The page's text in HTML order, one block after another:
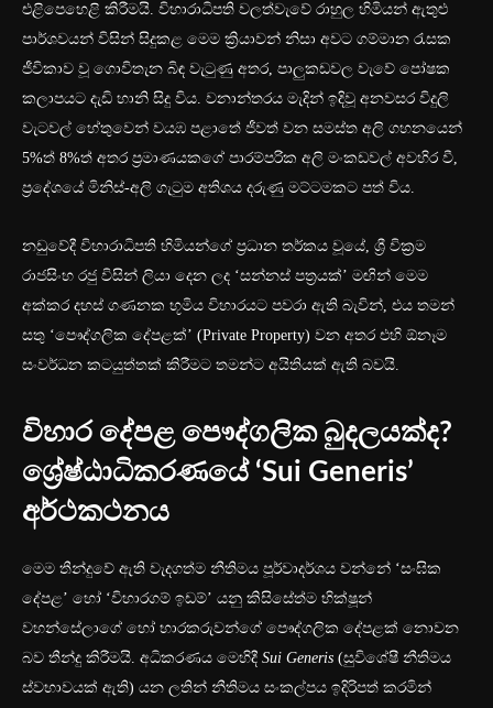
එළිපෙහෙළි කිරීමයි. විහාරාධිපති වලත්වැවේ රාහුල හිමියන් ඇතුළු
පාර්ශවයන් විසින් සිදුකළ මෙම ක්‍රියාවන් නිසා අවට ගම්මාන රැසක
ජීවිකාව වූ ගොවිතැන බිඳ වැටුණු අතර, පාලුකඩවල වැවේ පෝෂක
කලාපයට දැඩි හානි සිදු විය. වනාන්තරය මැදින් ඉදිවූ අනවසර විදුලි
වැටවල් හේතුවෙන් වයඹ පළාතේ ජීවත් වන සමස්ත අලි ගහනයෙන්
5%ත් 8%ත් අතර ප්‍රමාණයකගේ පාරම්පරික අලි මංකඩවල් අවහිර වී,
ප්‍රදේශයේ මිනිස්-අලි ගැටුම අතිශය දරුණු මට්ටමකට පත් විය.
නඩුවේදී විහාරාධිපති හිමියන්ගේ ප්‍රධාන තර්කය වූයේ, ශ්‍රී වික්‍රම
රාජසිංහ රජු විසින් ලියා දෙන ලද ‘සන්නස් පත්‍රයක්’ මඟින් මෙම
අක්කර දහස් ගණනක භූමිය විහාරයට පවරා ඇති බැවින්, එය තමන්
සතු ‘පෞද්ගලික දේපළක්’ (Private Property) වන අතර එහි ඕනෑම
සංවර්ධන කටයුත්තක් කිරීමට තමන්ට අයිතියක් ඇති බවයි.
විහාර දේපළ පෞද්ගලික බුදලයක්ද?
ශ්‍රේෂ්ඨාධිකරණයේ ‘Sui Generis’
අර්ථකථනය
මෙම තීන්දුවේ ඇති වැදගත්ම නීතිමය පූර්වාදර්ශය වන්නේ ‘සංඝික
දේපළ’ හෝ ‘විහාරගම් ඉඩම්’ යනු කිසිසේත්ම භික්ෂූන්
වහන්සේලාගේ හෝ භාරකරුවන්ගේ පෞද්ගලික දේපළක් නොවන
බව තීන්දු කිරීමයි. අධිකරණය මෙහිදී Sui Generis (සුවිශේෂී නීතිමය
ස්වභාවයක් ඇති) යන ලතින් නීතිමය සංකල්පය ඉදිරිපත් කරමින්